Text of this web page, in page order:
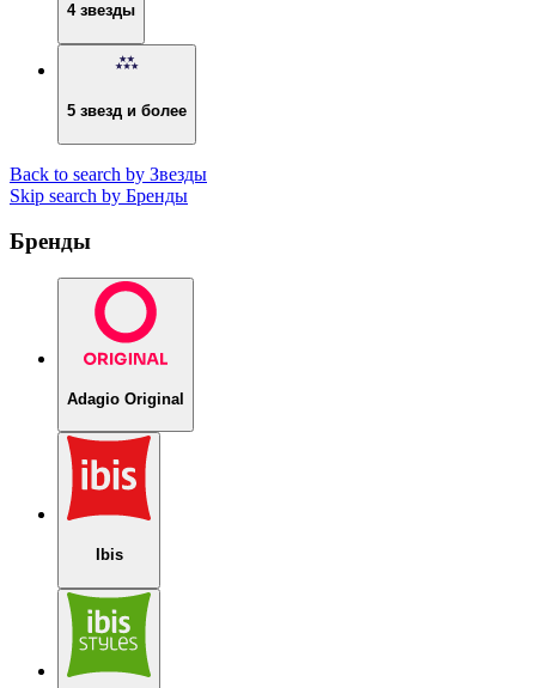
4 звезды
5 звезд и более
Back to search by Звезды
Skip search by Бренды
Бренды
Adagio Original
Ibis